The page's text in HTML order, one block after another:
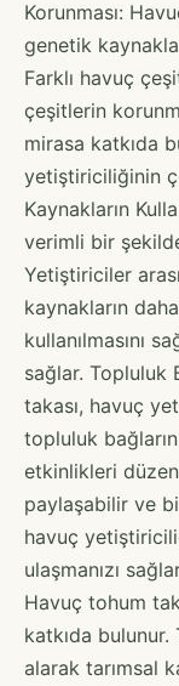
Korunması:
genetik
Farklı havuç
çeşitlerin
mirasa katkıda
yetiştiriciliğinin
Kaynakların
verimli bir
Yetiştiriciler
kaynakların
kullanılmasını
sağlar. Topluluk
takası, havuç
topluluk
etkinlikleri
paylaşabilir ve
havuç
ulaşmanızı
Havuç tohum
katkıda bulunur.
alarak tarımsal